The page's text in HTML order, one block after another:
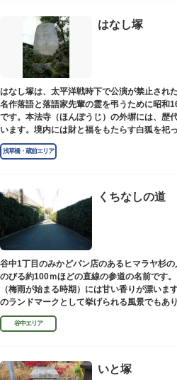
はなし塚
はなし塚は、太平洋戦時下で公演が禁止され
名作落語と落語家先輩の霊を弔うために昭和
です。本法寺（ほんぽうじ）の外塀には、歴
います。境内には財と福をもたらす白狐を祀
を祀った稲荷は全国に2ケ所しかない非常に珍
浅草橋・蔵前エリア
くちなしの道
谷中1丁目のみかどパン店のあるヒマラヤ杉
のびる約100ｍほどの直線の参道の名前です
（梅雨が始まる時期）には甘い香りが漂いま
のランドマークとして挙げられる風景でもあり
谷中エリア
いと塚